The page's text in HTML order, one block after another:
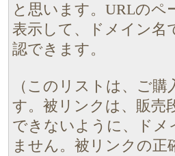
と思います。URLのペ
表示して、ドメイン名
認できます。
（このリストは、ご
す。被リンクは、販売
できないように、ドメ
ません。被リンクの正